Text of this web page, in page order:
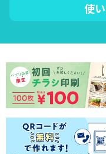
使